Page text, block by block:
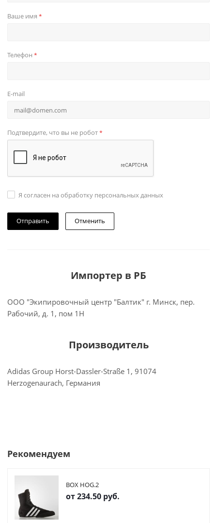
Ваше имя *
Телефон *
E-mail
Подтвердите, что вы не робот*
Я согласен на обработку персональных данных
Отменить
Импортер в РБ
ООО "Экипировочный центр "Балтик" г. Минск, пер.
Рабочий, д. 1, пом 1Н
Производитель
Adidas Group Horst-Dassler-Straße 1, 91074
Herzogenaurach, Германия
Рекомендуем
BOX HOG.2
от234.50 руб.